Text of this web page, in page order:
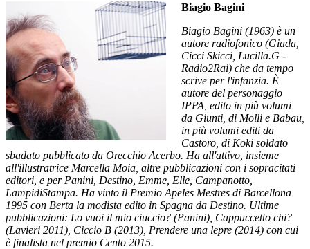
Biagio Bagini
Biagio Bagini (1963) è un
autore radiofonico (Giada,
Cicci Skicci, Lucilla.G -
Radio2Rai) che da tempo
scrive per l'infanzia. È
autore del personaggio
IPPA, edito in più volumi
da Giunti, di Molli e Babau,
in più volumi editi da
Castoro, di Koki soldato
sbadato pubblicato da Orecchio Acerbo. Ha all'attivo, insieme
all'illustratrice Marcella Moia, altre pubblicazioni con i sopracitati
editori, e per Panini, Destino, Emme, Elle, Campanotto,
LampidiStampa. Ha vinto il Premio Apeles Mestres di Barcellona
1995 con Berta la modista edito in Spagna da Destino. Ultime
pubblicazioni: Lo vuoi il mio ciuccio? (Panini), Cappuccetto chi?
(Lavieri 2011), Ciccio B (2013), Prendere una lepre (2014) con cui
è finalista nel premio Cento 2015.